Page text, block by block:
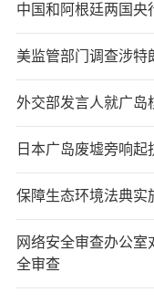
中国和阿根廷两国央
美监管部门调查涉特
外交部发言人就广岛
日本广岛废墟旁响
保障生态环境法典实
网络安全审查办公
全审查